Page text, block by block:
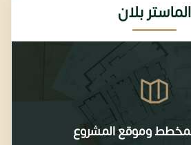
الماستر بلان
وموقع المشروع